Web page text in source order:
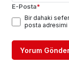
E-Posta*
Bir dahaki
posta adresimi
Yorum